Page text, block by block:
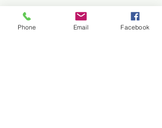
Phone Email Facebook